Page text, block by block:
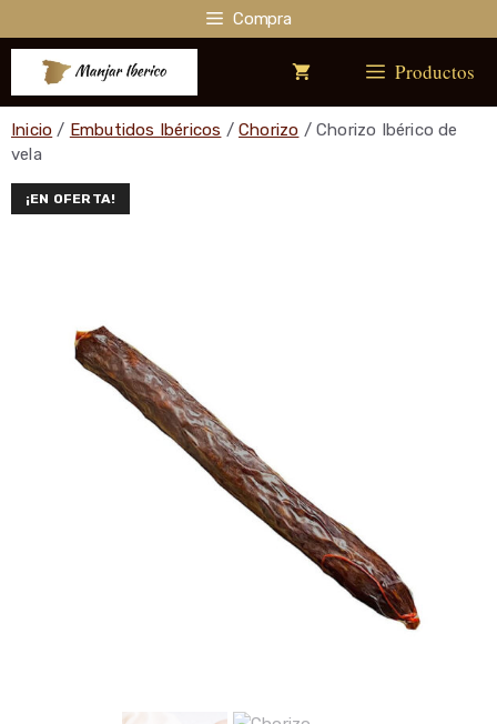
al
contenido
Compra
Productos
Inicio / Embutidos Ibéricos /Chorizo / Chorizo Ibérico de
vela
¡EN OFERTA!